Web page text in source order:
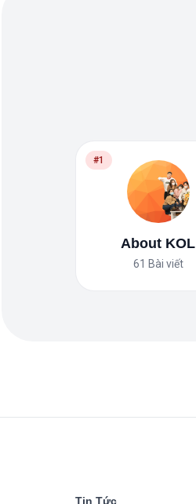
#1
About KOL
61 Bài viết
Tin Tức